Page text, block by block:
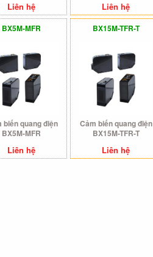
Liên hệ Liên hệ
BX5M-MFR
biến quang điện
BX5M-MFR
Liên hệ
BX15M-TFR-T
Cảm biến quang điện
BX15M-TFR-T
Liên hệ